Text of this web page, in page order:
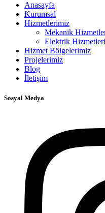
Anasayfa
Kurumsal
Hizmetlerimiz
Mekanik
Elektrik
Hizmet Bölgelerimiz
Projelerimiz
Blog
İletişim
Sosyal Medya